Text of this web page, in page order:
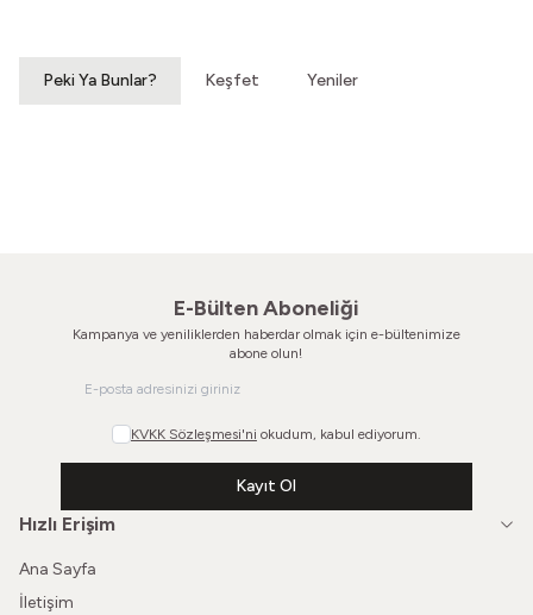
Peki Ya Bunlar? Keşfet Yeniler
E-Bülten Aboneliği
Kampanya ve yeniliklerden haberdar olmak için e-bültenimize
abone olun!
KVKK Sözleşmesi'ni okudum, kabul ediyorum.
Kayıt Ol
Hızlı Erişim
Ana Sayfa
İletişim